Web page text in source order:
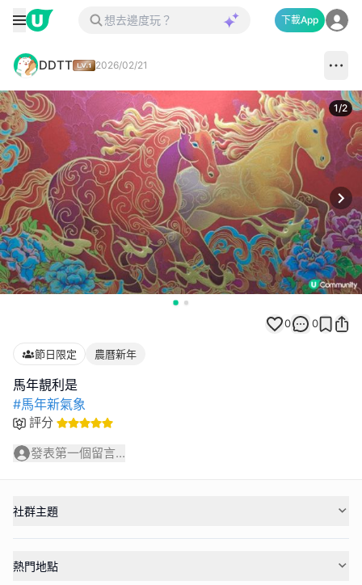
下載App
DDTT 2026/02/21
1/2
0 0
節日限定 農曆新年
#馬年新氣象
評分
發表第一個留言...
社群主題
熱門地點